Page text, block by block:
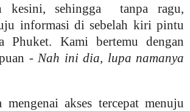
kesini, sehingga tanpa ragu,
informasi di sebelah kiri pintu
Phuket. Kami bertemu dengan
- Nah ini dia, lupa namanya
mengenai akses tercepat menuju